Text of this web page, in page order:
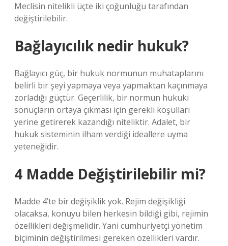
Meclisin nitelikli üçte iki çoğunluğu tarafından
değiştirilebilir.
Bağlayıcılık nedir hukuk?
Bağlayıcı güç, bir hukuk normunun muhataplarını
belirli bir şeyi yapmaya veya yapmaktan kaçınmaya
zorladığı güçtür. Geçerlilik, bir normun hukuki
sonuçların ortaya çıkması için gerekli koşulları
yerine getirerek kazandığı niteliktir. Adalet, bir
hukuk sisteminin ilham verdiği ideallere uyma
yeteneğidir.
4 Madde Değiştirilebilir mi?
Madde 4’te bir değişiklik yok. Rejim değişikliği
olacaksa, konuyu bilen herkesin bildiği gibi, rejimin
özellikleri değişmelidir. Yani cumhuriyetçi yönetim
biçiminin değiştirilmesi gereken özellikleri vardır.